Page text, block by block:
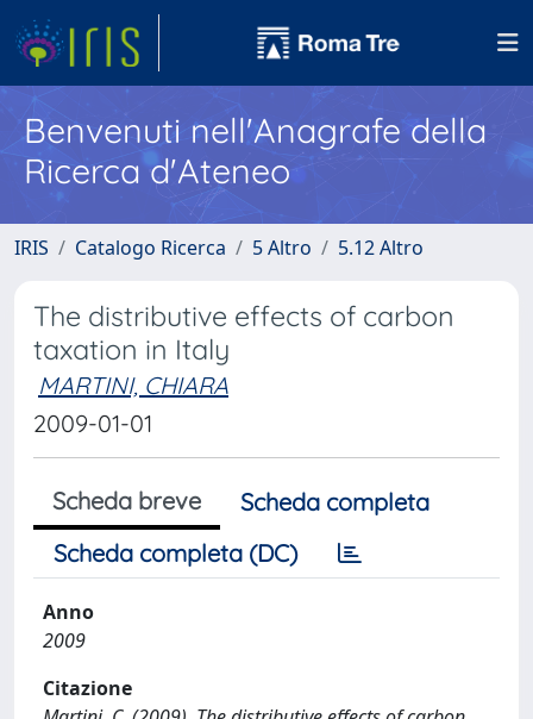
Benvenuti nell'Anagrafe della
Ricerca d'Ateneo
IRIS Catalogo Ricerca 5 Altro 5.12 Altro
The distributive effects of carbon
taxation in Italy
MARTINI, CHIARA
2009-01-01
Scheda breve
Scheda completa
Scheda completa (DC)
Anno
2009
Citazione